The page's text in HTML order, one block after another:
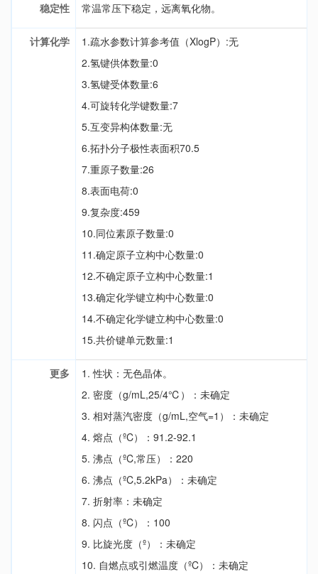
稳定性 常温常压下稳定，远离氧化物。
计算化学
1.疏水参数计算参考值（XlogP）:无
2.氢键供体数量:0
3.氢键受体数量:6
4.可旋转化学键数量:7
5.互变异构体数量:无
6.拓扑分子极性表面积70.5
7.重原子数量:26
8.表面电荷:0
9.复杂度:459
10.同位素原子数量:0
11.确定原子立构中心数量:0
12.不确定原子立构中心数量:1
13.确定化学键立构中心数量:0
14.不确定化学键立构中心数量:0
15.共价键单元数量:1
更多
1. 性状：无色晶体。
2. 密度（g/mL,25/4℃）：未确定
3. 相对蒸汽密度（g/mL,空气=1）：未确定
4. 熔点（ºC）：91.2-92.1
5. 沸点（ºC,常压）：220
6. 沸点（ºC,5.2kPa）：未确定
7. 折射率：未确定
8. 闪点（ºC）：100
9. 比旋光度（º）：未确定
10. 自燃点或引燃温度（ºC）：未确定